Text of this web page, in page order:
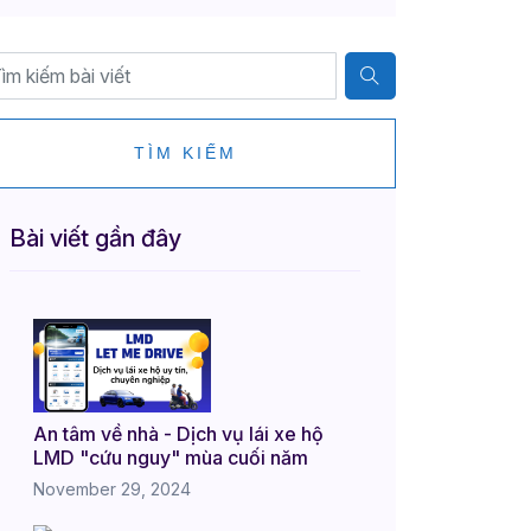
TÌM KIẾM
Bài viết gần đây
An tâm về nhà - Dịch vụ lái xe hộ
LMD "cứu nguy" mùa cuối năm
November 29, 2024